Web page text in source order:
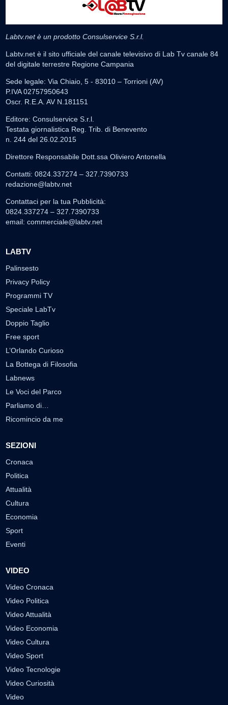
Labtv.net è un prodotto Consulservice S.r.l.
Labtv.net è il sito ufficiale del canale televisivo di Lab Tv canale 84
del digitale terrestre Regione Campania
Sede legale: Via Chiaio, 5 - 83010 – Torrioni (AV)
P.IVA 02757950643
Oscr. R.E.A. AV N.181151
Editore: Consulservice S.r.l.
Testata giornalistica Reg. Trib. di Benevento
n. 244 del 26.02.2015
Direttore Responsabile Dott.ssa Oliviero Antonella
Contatti: 0824.337274 – 327.7390733
redazione@labtv.net
Contattaci per la tua Pubblicità:
0824.337274 – 327.7390733
email: commerciale@labtv.net
LABTV
Palinsesto
Privacy Policy
Programmi TV
Speciale LabTv
Doppio Taglio
Free sport
L’Orlando Curioso
La Bottega di Filosofia
Labnews
Le Voci del Parco
Parliamo di…
Ricomincio da me
SEZIONI
Cronaca
Politica
Attualità
Cultura
Economia
Sport
Eventi
VIDEO
Video Cronaca
Video Politica
Video Attualità
Video Economia
Video Cultura
Video Sport
Video Tecnologie
Video Curiosità
Video